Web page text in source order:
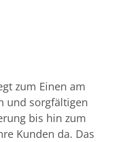
zum Einen am
und sorgfältigen
bis hin zum
Kunden da. Das